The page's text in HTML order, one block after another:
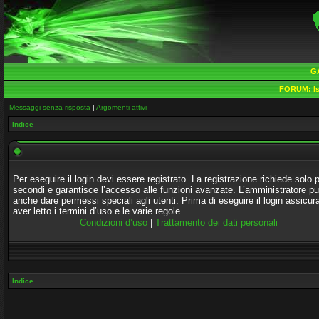
FORUM:
Messaggi senza risposta | Argomenti attivi
Indice
Per eseguire il login devi essere registrato. La registrazione richiede solo
secondi e garantisce l’accesso alle funzioni avanzate. L’amministratore
anche dare permessi speciali agli utenti. Prima di eseguire il login
aver letto i termini d’uso e le varie regole.
Condizioni d’uso
Trattamento dei dati personali
Indice